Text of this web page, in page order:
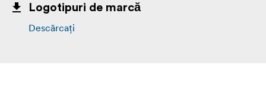
Logotipuri de marcă
Descărcați